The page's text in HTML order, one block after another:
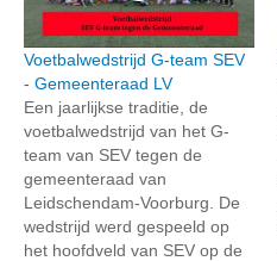
Voetbalwedstrijd G-team SEV
- Gemeenteraad LV
Een jaarlijkse traditie, de
voetbalwedstrijd van het G-
team van SEV tegen de
gemeenteraad van
Leidschendam-Voorburg. De
wedstrijd werd gespeeld op
het hoofdveld van SEV op de